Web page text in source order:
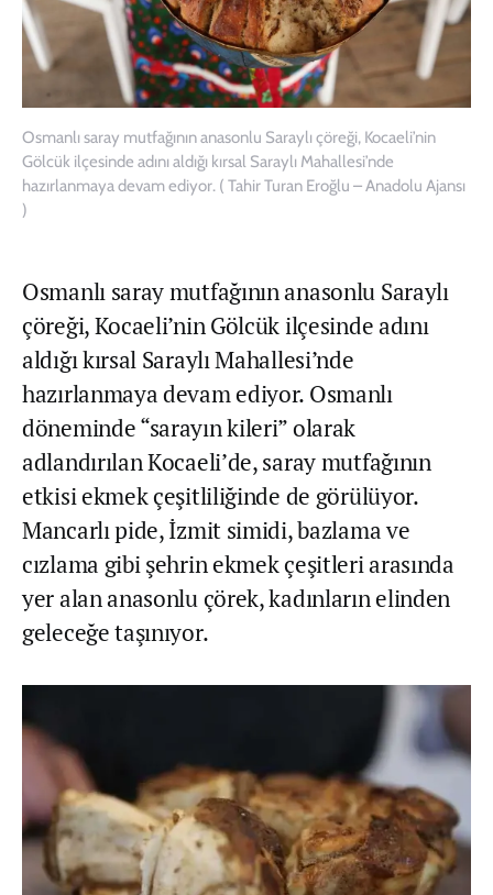
Osmanlı saray mutfağının anasonlu Saraylı çöreği, Kocaeli’nin
Gölcük ilçesinde adını aldığı kırsal Saraylı Mahallesi’nde
hazırlanmaya devam ediyor. ( Tahir Turan Eroğlu – Anadolu Ajansı
)
Osmanlı saray mutfağının anasonlu Saraylı
çöreği, Kocaeli’nin Gölcük ilçesinde adını
aldığı kırsal Saraylı Mahallesi’nde
hazırlanmaya devam ediyor. Osmanlı
döneminde “sarayın kileri” olarak
adlandırılan Kocaeli’de, saray mutfağının
etkisi ekmek çeşitliliğinde de görülüyor.
Mancarlı pide, İzmit simidi, bazlama ve
cızlama gibi şehrin ekmek çeşitleri arasında
yer alan anasonlu çörek, kadınların elinden
geleceğe taşınıyor.